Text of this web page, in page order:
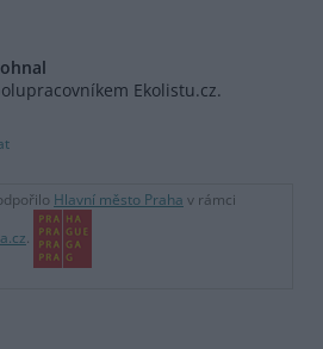
Ekolistu.cz.
Hlavní město Praha v rámci
.